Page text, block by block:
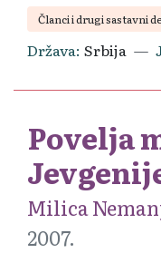
Članci i drugi sastavni
Država Srbija
Povelja
Milica
2007.